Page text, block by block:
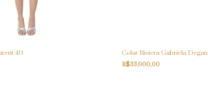
40 Colar Riviera Gabriela Degan
R$33.000,00